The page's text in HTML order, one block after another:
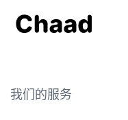
我们的服务